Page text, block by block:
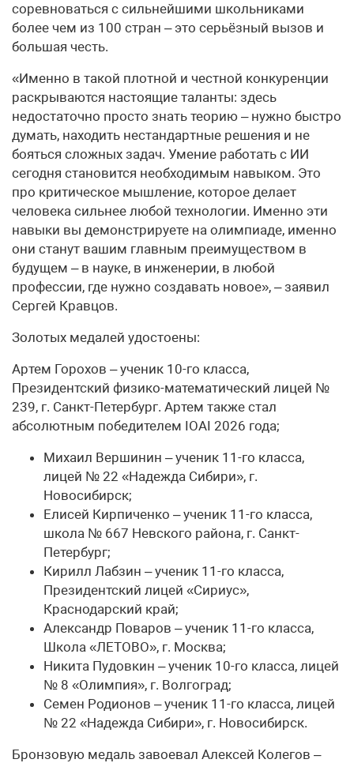
соревноваться с сильнейшими школьниками
более чем из 100 стран – это серьёзный вызов и
большая честь.
«Именно в такой плотной и честной конкуренции
раскрываются настоящие таланты: здесь
недостаточно просто знать теорию – нужно быстро
думать, находить нестандартные решения и не
бояться сложных задач. Умение работать с ИИ
сегодня становится необходимым навыком. Это
про критическое мышление, которое делает
человека сильнее любой технологии. Именно эти
навыки вы демонстрируете на олимпиаде, именно
они станут вашим главным преимуществом в
будущем – в науке, в инженерии, в любой
профессии, где нужно создавать новое», – заявил
Сергей Кравцов.
Золотых медалей удостоены:
Артем Горохов – ученик 10-го класса,
Президентский физико-математический лицей №
239, г. Санкт-Петербург. Артем также стал
абсолютным победителем IOAI 2026 года;
Михаил Вершинин – ученик 11-го класса,
лицей № 22 «Надежда Сибири», г.
Новосибирск;
Елисей Кирпиченко – ученик 11-го класса,
школа № 667 Невского района, г. Санкт-
Петербург;
Кирилл Лабзин – ученик 11-го класса,
Президентский лицей «Сириус»,
Краснодарский край;
Александр Поваров – ученик 11-го класса,
Школа «ЛЕТОВО», г. Москва;
Никита Пудовкин – ученик 10-го класса, лицей
№ 8 «Олимпия», г. Волгоград;
Семен Родионов – ученик 11-го класса, лицей
№ 22 «Надежда Сибири», г. Новосибирск.
Бронзовую медаль завоевал Алексей Колегов –